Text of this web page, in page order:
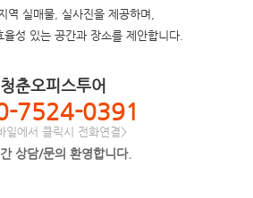
역 실매물, 실사진을 제공하며,
율성 있는 공간과 장소를 제안합니다.
청춘오피스투어
7524-0391
일에서 클릭시 전화연결>
상담/문의 환영합니다.